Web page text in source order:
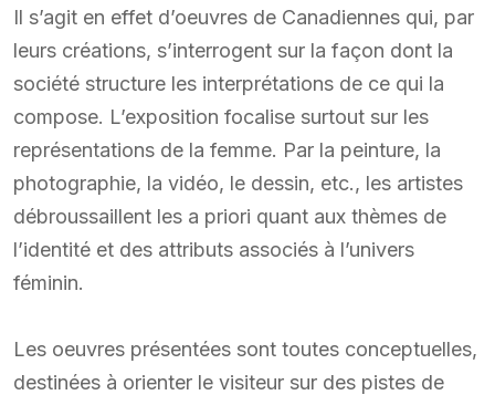
Il s’agit en effet d’oeuvres de Canadiennes qui, par
leurs créations, s’interrogent sur la façon dont la
société structure les interprétations de ce qui la
compose. L’exposition focalise surtout sur les
représentations de la femme. Par la peinture, la
photographie, la vidéo, le dessin, etc., les artistes
débroussaillent les a priori quant aux thèmes de
l’identité et des attributs associés à l’univers
féminin.
Les oeuvres présentées sont toutes conceptuelles,
destinées à orienter le visiteur sur des pistes de